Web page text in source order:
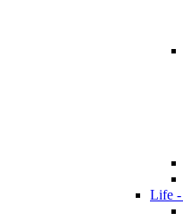
Life -